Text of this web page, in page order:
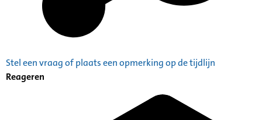
Stel een vraag of plaats een opmerking op de tijdlijn
Reageren